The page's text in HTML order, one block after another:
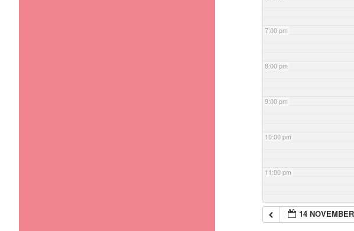
7:00 pm
8:00 pm
9:00 pm
10:00 pm
11:00 pm
14